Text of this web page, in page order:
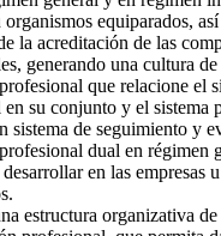
organismos equiparados,
la acreditación de las
generando una cultura
que relacione el
en su conjunto y el sistema
sistema de seguimiento y
dual en régimen
en las empresas
estructura organizativa